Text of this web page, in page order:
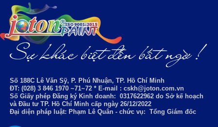
Số 188C Lê Văn Sỹ, P. Phú Nhuận, TP. Hồ Chí Minh
ĐT: (028) 3 846 1970 ~71~72 * E-mail : cskh@joton.com.vn
Số Giấy phép Đăng ký Kinh doanh: 0317622962 do Sở kế hoạch
và Đầu tư TP. Hồ Chí Minh cấp ngày 26/12/2022
Đại diện pháp luật: Phạm Lê Quân - chức vụ: Tổng Giám đốc